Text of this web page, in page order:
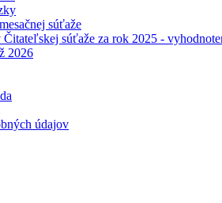
súťaže
Čitateľskej súťaže za rok 2025 -
2026
údajov